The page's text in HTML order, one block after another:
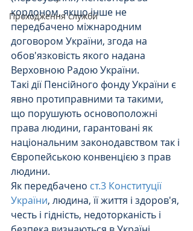
Проходження служби
кордоном, якщо інше не
передбачено міжнародним
договором України, згода на
обов'язковість якого надана
Верховною Радою України.
Такі дії Пенсійного фонду України є
явно протиправними та такими,
що порушують основоположні
права людини, гарантовані як
національним законодавством так і
Європейською конвенцією з прав
людини.
Як передбачено ст.3 Конституції
України, людина, її життя і здоров'я,
честь і гідність, недоторканість і